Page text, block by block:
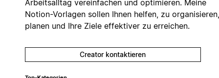
Arbeitsalltag vereinfachen und optimieren. Meine
Notion-Vorlagen sollen Ihnen helfen, zu
planen und Ihre Ziele effektiver zu erreichen.
Creator kontaktieren